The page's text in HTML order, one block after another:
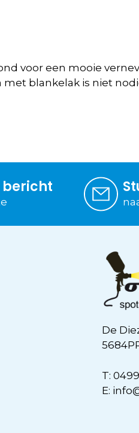
voor een mooie
blankelak is niet
bericht
De
T:
E: